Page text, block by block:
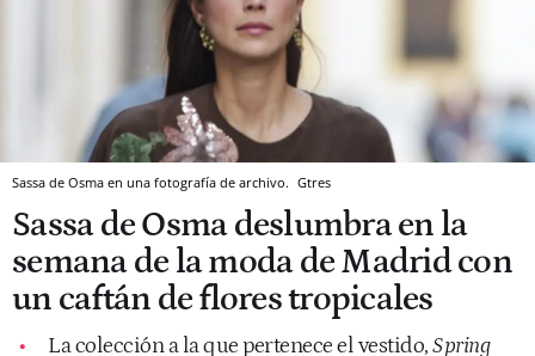
Sassa de Osma en una fotografía de archivo. Gtres
Sassa de Osma deslumbra en la
semana de la moda de Madrid con
un caftán de flores tropicales
La colección a la que pertenece el vestido,Spring